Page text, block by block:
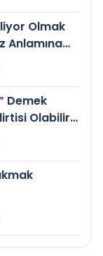
Olmak
Anlamına
Demek
Olabilir